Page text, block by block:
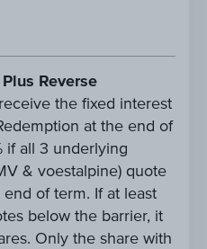
Reverse
the fixed interest
at the end of
if all 3 underlying
& voestalpine) quote
of term. If at least
below the barrier, it
Only the share with